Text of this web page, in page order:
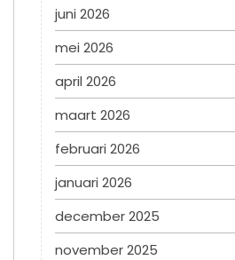
juni 2026
mei 2026
april 2026
maart 2026
februari 2026
januari 2026
december 2025
november 2025